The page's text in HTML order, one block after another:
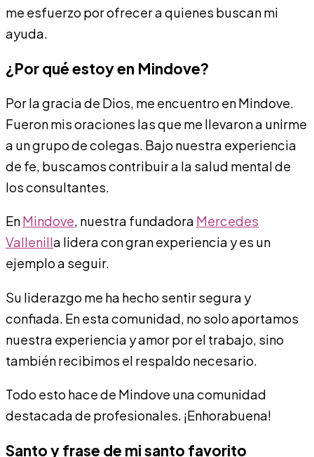
me esfuerzo por ofrecer a quienes buscan mi
ayuda.
¿Por qué estoy en Mindove?
Por la gracia de Dios, me encuentro en Mindove.
Fueron mis oraciones las que me llevaron a unirme
a un grupo de colegas. Bajo nuestra experiencia
de fe, buscamos contribuir a la salud mental de
los consultantes.
EnMindove, nuestra fundadora Mercedes
Vallenilla lidera con gran experiencia y es un
ejemplo a seguir.
Su liderazgo me ha hecho sentir segura y
confiada. En esta comunidad, no solo aportamos
nuestra experiencia y amor por el trabajo, sino
también recibimos el respaldo necesario.
Todo esto hace de Mindove una comunidad
destacada de profesionales. ¡Enhorabuena!
Santo y frase de mi santo favorito